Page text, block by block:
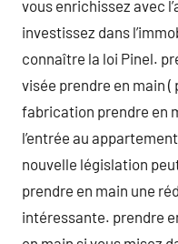
vous enrichissez avec
investissez dans
connaître la loi Pinel.
visée prendre en main
fabrication prendre en
l’entrée au
nouvelle législation
prendre en main une
intéressante. prendre